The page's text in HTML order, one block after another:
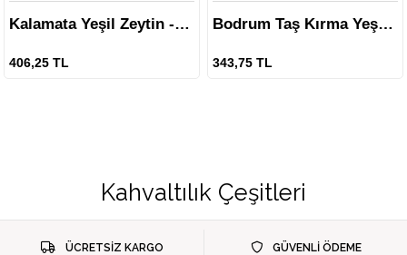
Kalamata Yeşil Zeytin - 350 gr.
406,25 TL
Bodrum Taş Kırma Yeşil Zeytin - 370 gr.
343,75 TL
Kahvaltılık Çeşitleri
ÜCRETSİZ KARGO GÜVENLİ ÖDEME